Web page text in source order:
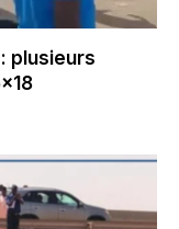
plusieurs